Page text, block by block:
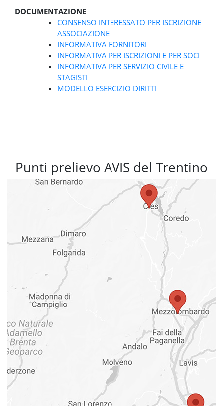
DOCUMENTAZIONE
CONSENSO INTERESSATO PER ISCRIZIONE
ASSOCIAZIONE
INFORMATIVA FORNITORI
INFORMATIVA PER ISCRIZIONI E PER SOCI
INFORMATIVA PER SERVIZIO CIVILE E
STAGISTI
MODELLO ESERCIZIO DIRITTI
Punti prelievo AVIS del Trentino